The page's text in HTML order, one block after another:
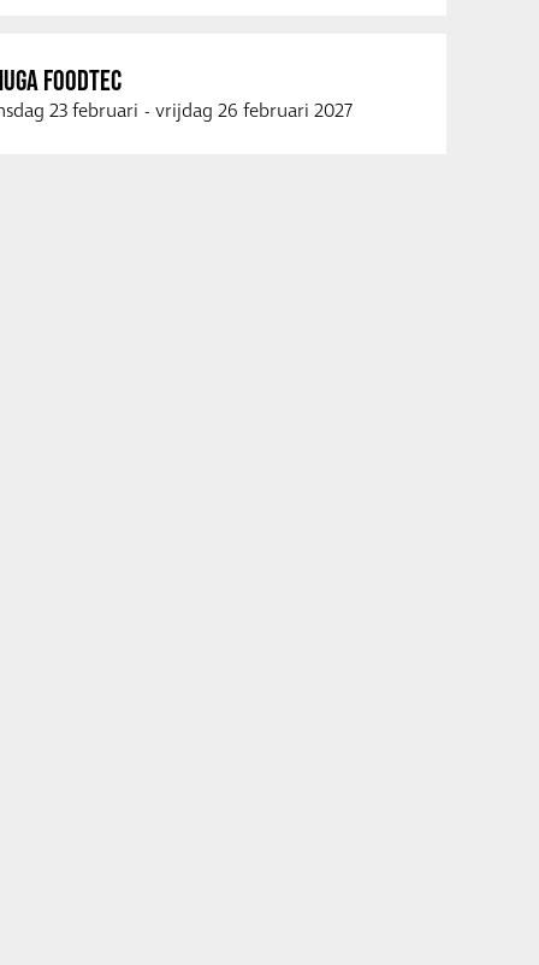
FOODTEC
23 februari - vrijdag 26 februari 2027